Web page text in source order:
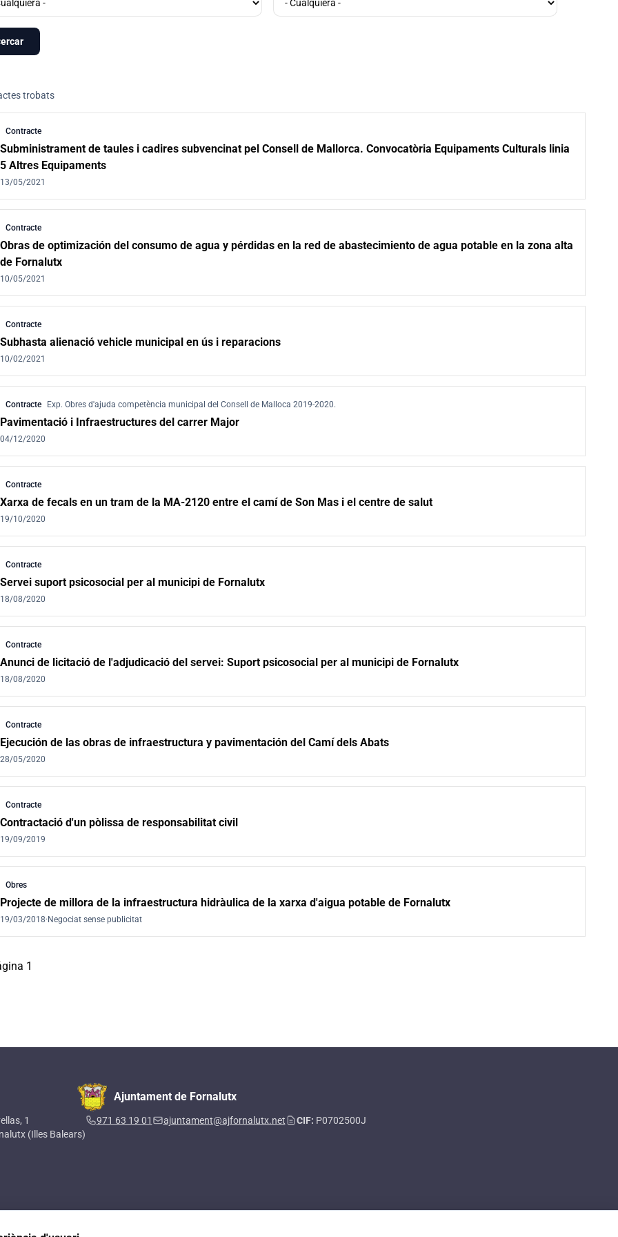
trobats
de contractes
Contracte
Subministrament de taules i cadires subvencinat pel Consell de Mallorca. Convocatòria Equipaments Culturals linia
5 Altres Equipaments
13/05/2021
Contracte
Obras de optimización del consumo de agua y pérdidas en la red de abastecimiento de agua potable en la zona alta
de Fornalutx
10/05/2021
Contracte
Subhasta alienació vehicle municipal en ús i reparacions
10/02/2021
Contracte Exp. Obres d'ajuda competència municipal del Consell de Malloca 2019-2020.
Pavimentació i Infraestructures del carrer Major
04/12/2020
Contracte
Xarxa de fecals en un tram de la MA-2120 entre el camí de Son Mas i el centre de salut
19/10/2020
Contracte
Servei suport psicosocial per al municipi de Fornalutx
18/08/2020
Contracte
Anunci de licitació de l'adjudicació del servei: Suport psicosocial per al municipi de Fornalutx
18/08/2020
Contracte
Ejecución de las obras de infraestructura y pavimentación del Camí dels Abats
28/05/2020
Contracte
Contractació d'un pòlissa de responsabilitat civil
19/09/2019
Obres
Projecte de millora de la infraestructura hidràulica de la xarxa d'aigua potable de Fornalutx
19/03/2018·Negociat sense publicitat
1
Ajuntament de Fornalutx
1
(Illes Balears)
971 63 19 01 ajuntament@ajfornalutx.net CIF: P0702500J